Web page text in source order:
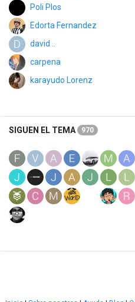
Poli Plos
Edorta Fernandez
david ..
carpena
karayudo Lorenz
SIGUEN EL TEMA 970